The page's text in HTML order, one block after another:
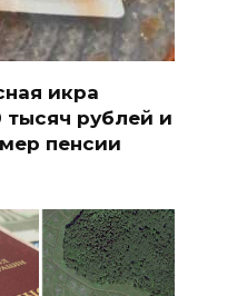
икра
рублей и
пенсии